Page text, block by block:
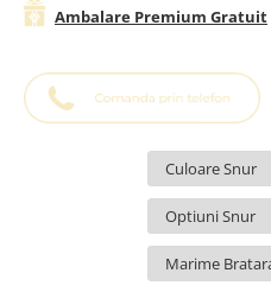
Ambalare Premium Gratuit